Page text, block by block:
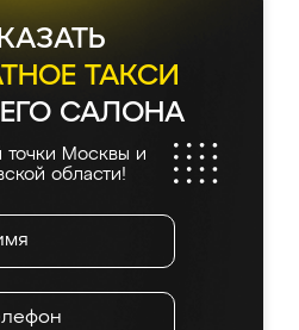
ТАКСИ
САЛОНА
точки Москвы и
области!